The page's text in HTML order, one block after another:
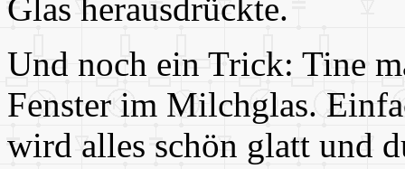
Glas herausdrückte.
Und noch ein Trick: Tine
Fenster im Milchglas.
wird alles schön glatt und